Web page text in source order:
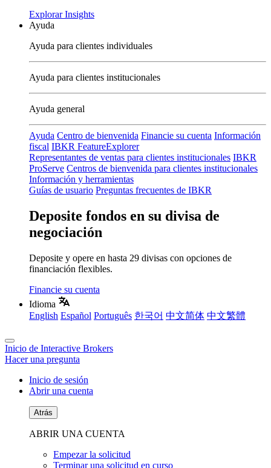
Explorar Insights
Ayuda
Ayuda para clientes individuales
Ayuda para clientes institucionales
Ayuda general
Ayuda Centro de bienvenida Financie su cuenta Información
fiscal IBKR FeatureExplorer
Representantes de ventas para clientes institucionales IBKR
ProServe Centros de bienvenida para clientes institucionales
Información y herramientas
Guías de usuario Preguntas frecuentes de IBKR
Deposite fondos en su divisa de
negociación
Deposite y opere en hasta 29 divisas con opciones de
financiación flexibles.
Financie su cuenta
Idioma
English Español Português 한국어 中文简体 中文繁體
Inicio de Interactive Brokers
Hacer una pregunta
Inicio de sesión
Abrir una cuenta
Atrás
ABRIR UNA CUENTA
Empezar la solicitud
Terminar una solicitud en curso